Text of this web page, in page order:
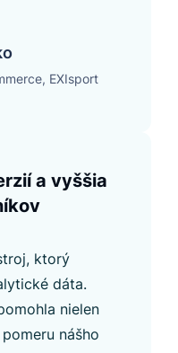
EXIsport
a vyššia
ktorý
dáta.
nielen
nášho